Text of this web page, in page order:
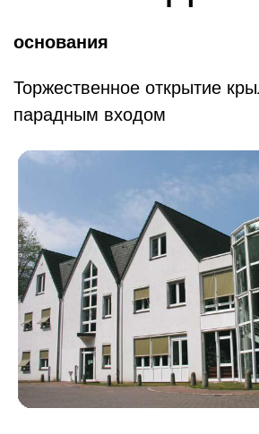
основания
Торжественное открытие
парадным входом